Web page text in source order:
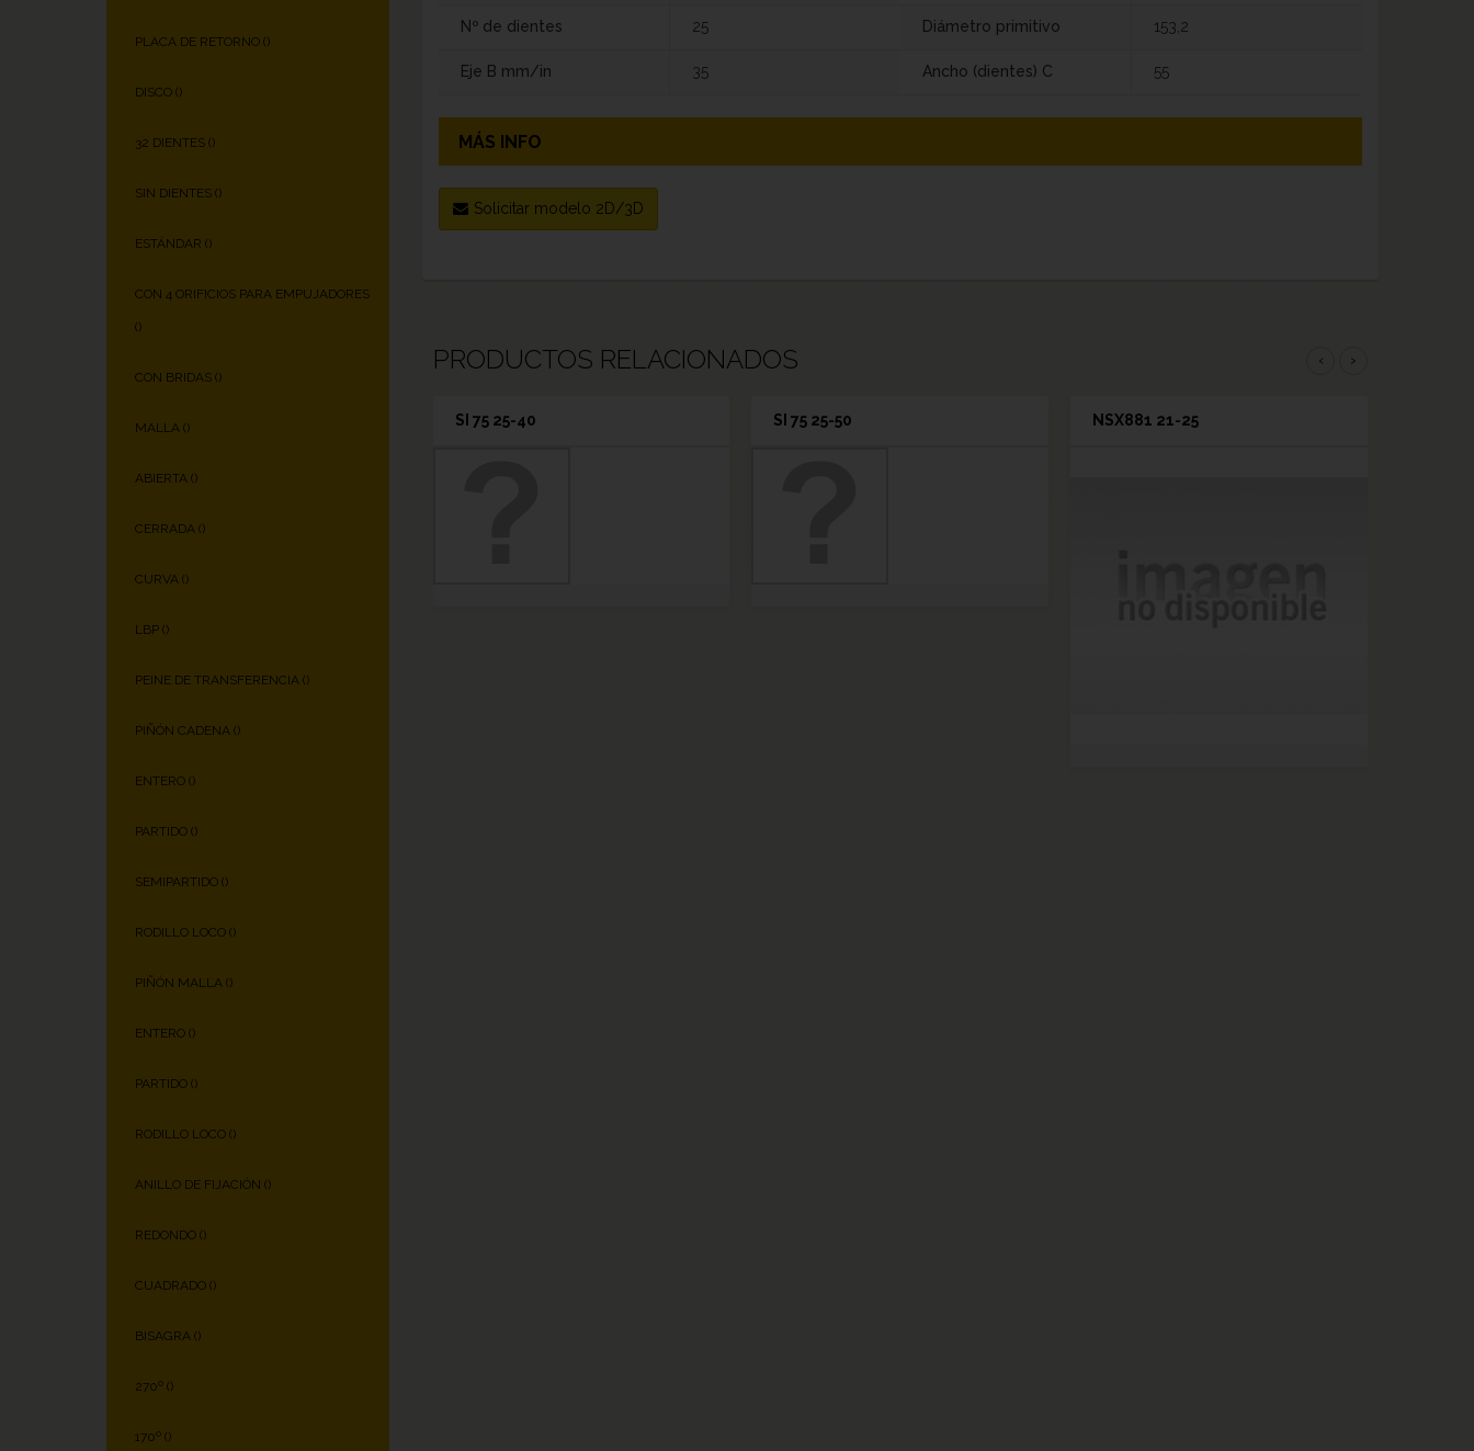
PLACA DE RETORNO ()
DISCO ()
32 DIENTES ()
SIN DIENTES ()
ESTÁNDAR ()
CON 4 ORIFICIOS PARA EMPUJADORES
()
CON BRIDAS ()
MALLA ()
ABIERTA ()
CERRADA ()
CURVA ()
LBP ()
PEINE DE TRANSFERENCIA ()
PIÑÓN CADENA ()
ENTERO ()
PARTIDO ()
SEMIPARTIDO ()
RODILLO LOCO ()
PIÑÓN MALLA ()
ENTERO ()
PARTIDO ()
RODILLO LOCO ()
ANILLO DE FIJACIÓN ()
REDONDO ()
CUADRADO ()
BISAGRA ()
270º ()
170º ()
Nº de dientes 25
Eje B mm/in 35
Diámetro primitivo 153,2
Ancho (dientes) C 55
MÁS INFO
Solicitar modelo 2D/3D
PRODUCTOS RELACIONADOS ‹ ›
SI 75 25-40 SI 75 25-50 NSX881 21-25